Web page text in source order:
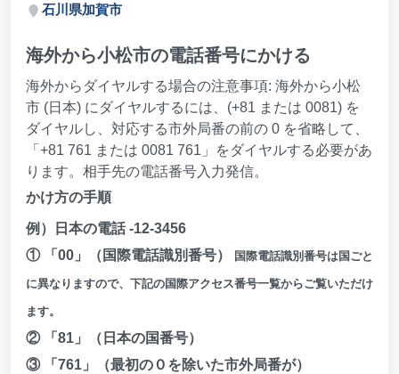
石川県加賀市
海外から小松市の電話番号にかける
海外からダイヤルする場合の注意事項: 海外から小松
市 (日本) にダイヤルするには、(+81 または 0081) を
ダイヤルし、対応する市外局番の前の 0 を省略して、
「+81 761 または 0081 761」をダイヤルする必要があ
ります。相手先の電話番号入力発信。
かけ方の手順
例）日本の電話 -12-3456
① 「00」（国際電話識別番号）
国際電話識別番号は国ごと
に異なりますので、下記の国際アクセス番号一覧からご覧いただけ
ます。
② 「81」（日本の国番号）
③ 「761」（最初の０を除いた市外局番が）